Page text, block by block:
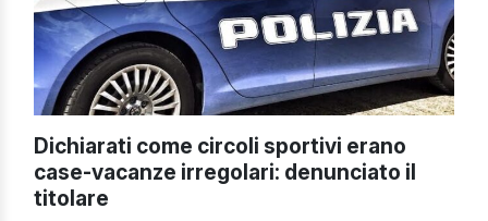
Dichiarati come circoli sportivi erano
case-vacanze irregolari: denunciato il
titolare